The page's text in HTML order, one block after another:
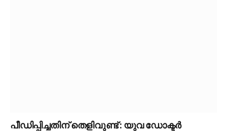
പീഡിപ്പിച്ചതിന് തെളിവുണ്ട് : യുവ ഡോക്ടർ